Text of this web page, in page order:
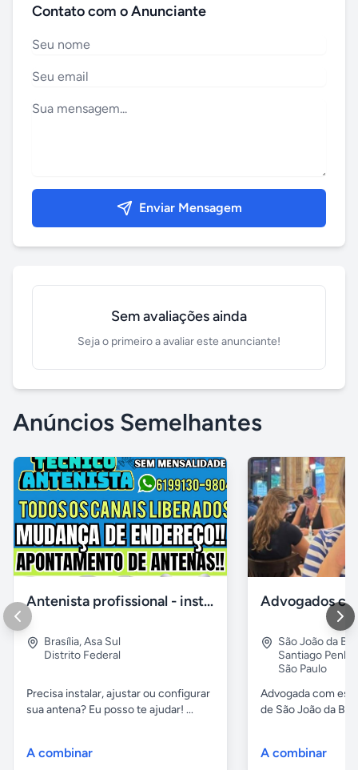
Contato com o Anunciante
Enviar Mensagem
Sem avaliações ainda
Seja o primeiro a avaliar este anunciante!
Anúncios Semelhantes
Antenista profissional - instalador de antena digital no df
Brasília,Asa Sul
Distrito Federal
Precisa instalar, ajustar ou configurar
sua antena? Eu posso te ajudar! ...
A combinar
São João da
Santiago Penha
São Paulo
Advogada com
de São João da
A combinar